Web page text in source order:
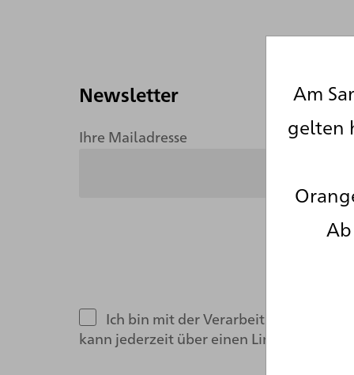
Newsletter
Ihre Mailadresse
Ich bin mit der Verarbeitung meiner
kann jederzeit über einen Link im
Am
gelten